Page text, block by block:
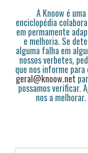
A Knoow é uma
enciclopédia
em permamente
e melhoria. Se
alguma falha em
nossos verbetes,
que nos informe para
geral@knoow.net
possamos verificar.
nos a melhorar.